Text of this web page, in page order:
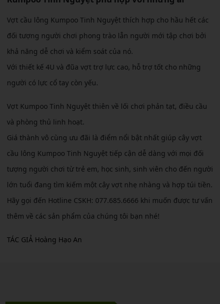
Vợt cầu lông Kumpoo Tinh Nguyệt thích hợp cho hầu hết các
đối tượng người chơi phong trào lẫn người mới tập chơi bởi
khả năng dễ chơi và kiểm soát của nó.
Với thiết kế 4U và đũa vợt trợ lực cao, hỗ trợ tốt cho những
người có lực cổ tay còn yếu.
Vợt Kumpoo Tinh Nguyệt thiên về lối chơi phản tạt, điều cầu
và phòng thủ linh hoạt.
Giá thành vô cùng ưu đãi là điểm nổi bật nhất giúp cây vợt
cầu lông Kumpoo Tinh Nguyệt tiếp cận dễ dàng với mọi đối
tượng người chơi từ trẻ em, học sinh, sinh viên cho đến người
lớn tuổi đang tìm kiếm một cây vợt nhẹ nhàng và hợp túi tiền.
Hãy gọi đến Hotline CSKH: 077.685.6666 khi muốn được tư vấn
thêm về các sản phẩm của chúng tôi bạn nhé!
TÁC GIẢ Hoàng Hạo An